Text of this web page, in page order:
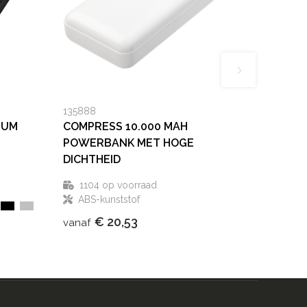
135888
COMPRESS 10.000 MAH
POWERBANK MET HOGE
DICHTHEID
1104 op voorraad
ABS-kunststof
vanaf € 20,53